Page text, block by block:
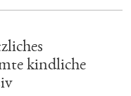
kindliche